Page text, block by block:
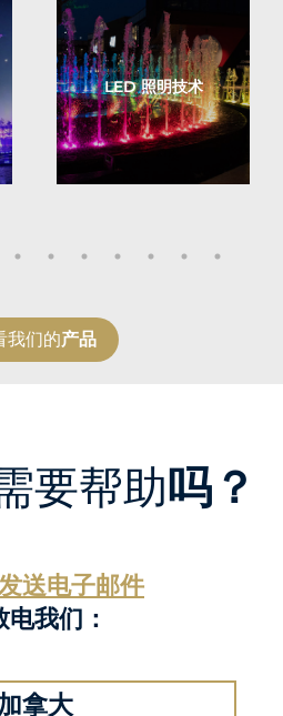
LED 照明技术
我们的产品
要帮助吗？
送电子邮件
电我们：
拿大